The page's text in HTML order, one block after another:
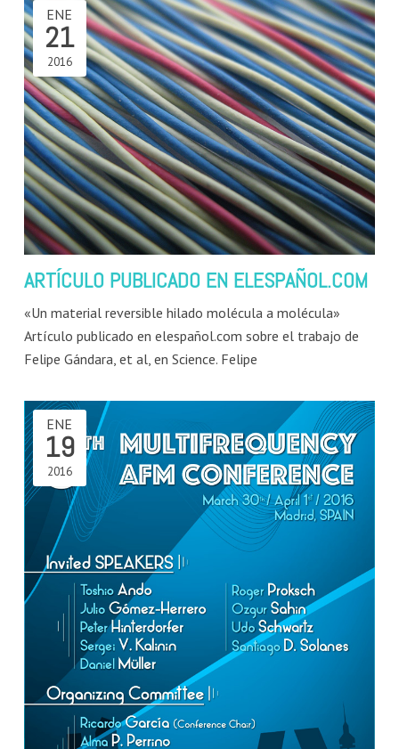
ARTÍCULO PUBLICADO EN ELESPAÑOL.COM
ENE
21
2016
«Un material reversible hilado molécula a molécula»
Artículo publicado en elespañol.com sobre el trabajo de
Felipe Gándara, et al, en Science. Felipe
ENE
19
2016